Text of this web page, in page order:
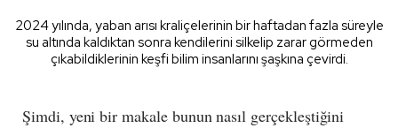
2024 yılında, yaban arısı kraliçelerinin bir haftadan fazla süreyle
su altında kaldıktan sonra kendilerini silkelip zarar görmeden
çıkabildiklerinin keşfi bilim insanlarını şaşkına çevirdi.
Şimdi, yeni bir makale bunun nasıl gerçekleştiğini